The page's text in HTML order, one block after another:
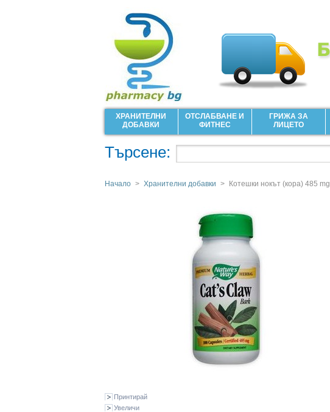
ХРАНИТЕЛНИ
ДОБАВКИ
ОТСЛАБВАНЕ И
ФИТНЕС
ГРИЖА ЗА
ЛИЦЕТО
Търсене:
Начало > Хранителни добавки > Котешки нокът (кора) 485 mg
Принтирай
Увеличи